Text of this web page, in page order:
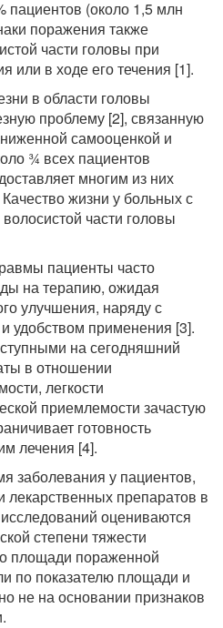
пациентов (около 1,5 млн
поражения также
части головы при
или в ходе его течения [1].
в области головы
проблему [2], связанную
самооценкой и
¾ всех пациентов
многим из них
жизни у больных с
части головы
пациенты часто
на терапию, ожидая
улучшения, наряду с
удобством применения [3].
на сегодняшний
в отношении
легкости
приемлемости зачастую
готовность
лечения [4].
заболевания у пациентов,
лекарственных препаратов в
оцениваются
степени тяжести
площади пораженной
по показателю площади и
не на основании признаков